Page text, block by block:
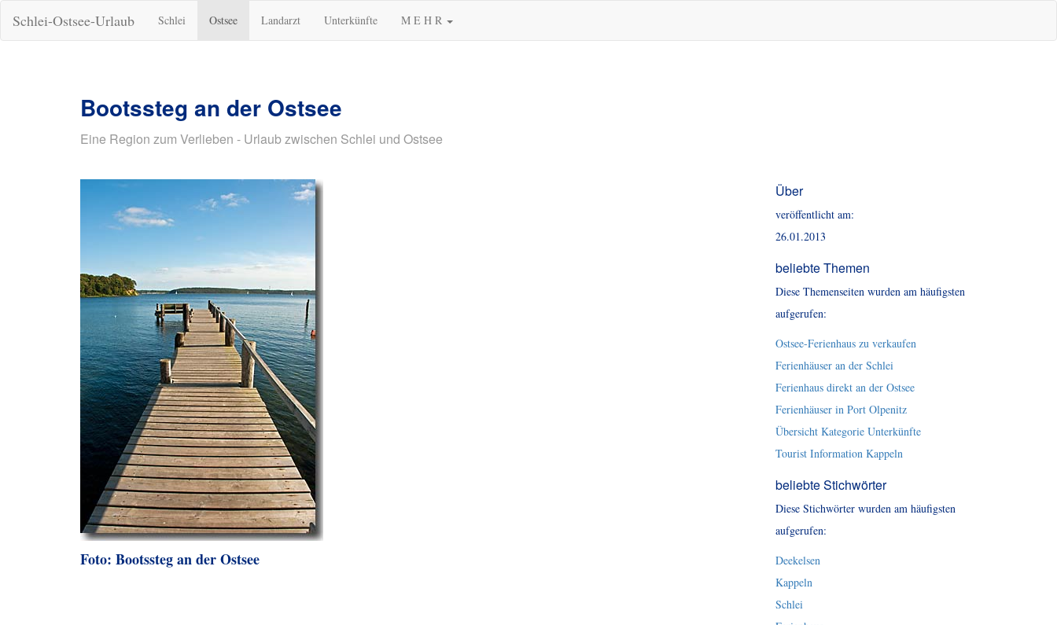
Schlei-Ostsee-Urlaub Schlei Ostsee Landarzt Unterkünfte M E H R
Bootssteg an der Ostsee
Eine Region zum Verlieben - Urlaub zwischen Schlei und Ostsee
Foto: Bootssteg an der Ostsee
Über
veröffentlicht am:
26.01.2013
beliebte Themen
Diese Themenseiten wurden am häufigsten
aufgerufen:
Ostsee-Ferienhaus zu verkaufen
Ferienhäuser an der Schlei
Ferienhaus direkt an der Ostsee
Ferienhäuser in Port Olpenitz
Übersicht Kategorie Unterkünfte
Tourist Information Kappeln
beliebte Stichwörter
Diese Stichwörter wurden am häufigsten
aufgerufen:
Deekelsen
Kappeln
Schlei